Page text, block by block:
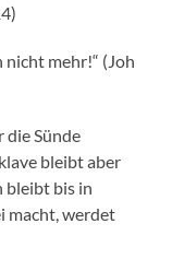
nicht mehr!“ (Joh
die Sünde
bleibt aber
bleibt bis in
macht, werdet